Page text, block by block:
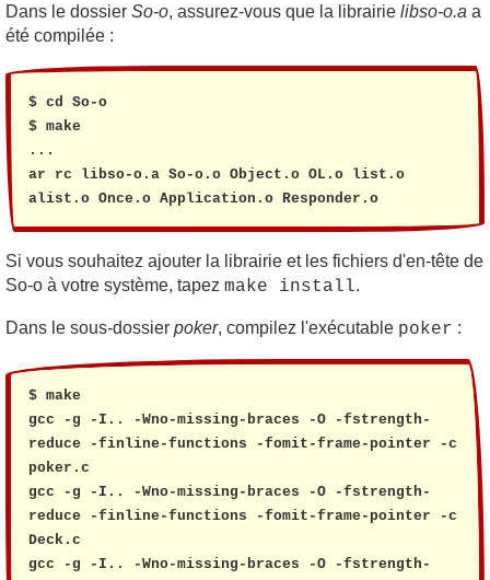
Dans le dossier So-o, assurez-vous que la librairie libso-o.a a
été compilée :
$ cd So-o
$ make
...
ar rc libso-o.a So-o.o Object.o OL.o list.o
alist.o Once.o Application.o Responder.o
Si vous souhaitez ajouter la librairie et les fichiers d'en-tête de
So-o à votre système, tapez make install.
Dans le sous-dossier poker, compilez l'exécutable poker :
$ make
gcc -g -I.. -Wno-missing-braces -O -fstrength-
reduce -finline-functions -fomit-frame-pointer -c
poker.c
gcc -g -I.. -Wno-missing-braces -O -fstrength-
reduce -finline-functions -fomit-frame-pointer -c
Deck.c
gcc -g -I.. -Wno-missing-braces -O -fstrength-